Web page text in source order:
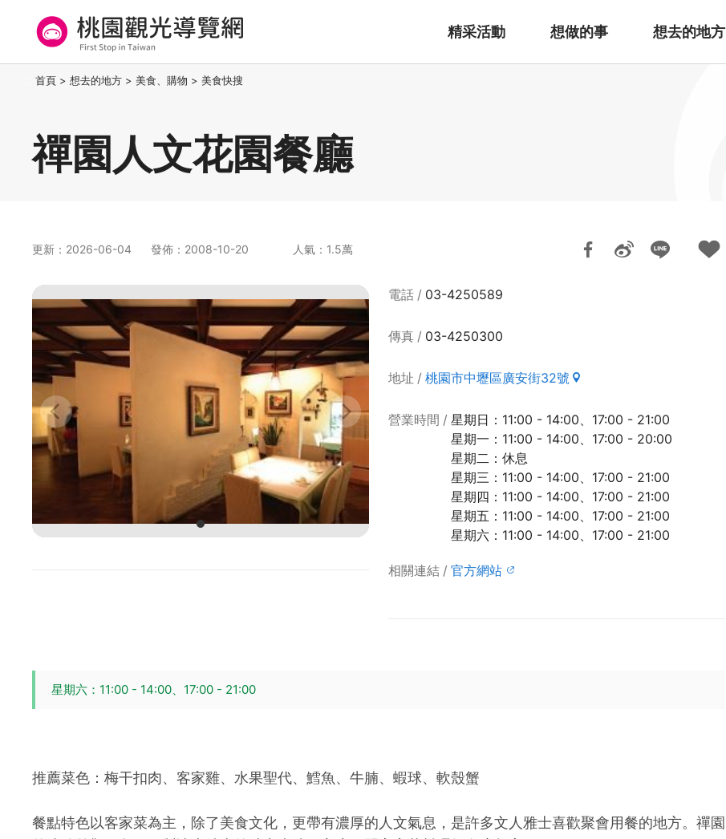
要
桃園觀光導覽網
精采活動 想做的事 想去的地方
首頁 > 想去的地方 > 美食、購物 > 美食快搜
禪園人文花園餐廳
更新：2026-06-04 發佈：2008-10-20 人氣：1.5萬
電話 03-4250589
傳真 03-4250300
地址 桃園市中壢區廣安街32號
營業時間
星期日：11:00 - 14:00、17:00 - 21:00
星期一：11:00 - 14:00、17:00 - 20:00
星期二：休息
星期三：11:00 - 14:00、17:00 - 21:00
星期四：11:00 - 14:00、17:00 - 21:00
星期五：11:00 - 14:00、17:00 - 21:00
星期六：11:00 - 14:00、17:00 - 21:00
相關連結 官方網站
星期六：11:00 - 14:00、17:00 - 21:00
推薦菜色：梅干扣肉、客家雞、水果聖代、鱈魚、牛腩、蝦球、軟殼蟹
餐點特色以客家菜為主，除了美食文化，更帶有濃厚的人文氣息，是許多文人雅士喜歡聚會用餐的地方。禪園